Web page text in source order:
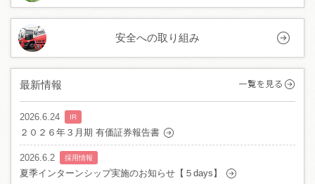
安全への取り組み
最新情報
2026.6.24 IR
２０２６年３月期 有価証券報告書
2026.6.2 採用情報
夏季インターンシップ実施のお知らせ【５days】